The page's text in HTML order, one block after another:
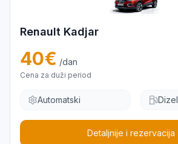
Renault Kadjar
40€ /dan
Cena za duži period
Automatski Dizel
Detaljnije i rezervacija